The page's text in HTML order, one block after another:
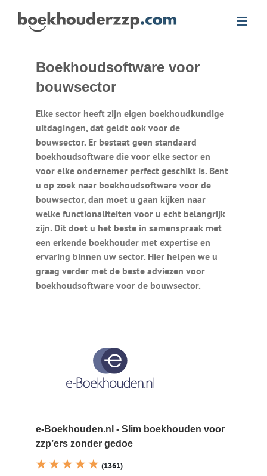
Boekhoudsoftware voor
bouwsector
Elke sector heeft zijn eigen boekhoudkundige
uitdagingen, dat geldt ook voor de
bouwsector. Er bestaat geen standaard
boekhoudsoftware die voor elke sector en
voor elke ondernemer perfect geschikt is. Bent
u op zoek naar boekhoudsoftware voor de
bouwsector, dan moet u gaan kijken naar
welke functionaliteiten voor u echt belangrijk
zijn. Dit doet u het beste in samenspraak met
een erkende boekhouder met expertise en
ervaring binnen uw sector. Hier helpen we u
graag verder met de beste adviezen voor
boekhoudsoftware voor de bouwsector.
e-Boekhouden.nl - Slim boekhouden voor
zzp’ers zonder gedoe
★ ★ ★ ★ ★ (1361)